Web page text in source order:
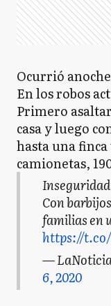
Ocurrió
En los robos
Primero
casa y luego
hasta una
camionetas,
Con
familias en
https://t.co/
—
6, 2020